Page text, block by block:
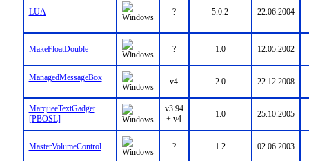
LUA ? 5.0.2 22.06.2004
MakeFloatDouble ? 1.0 12.05.2002
ManagedMessageBox v4 2.0 22.12.2008
MarqueeTextGadget
[PBOSL]
v3.94
+ v4
1.0 25.10.2005
MasterVolumeControl ? 1.2 02.06.2003